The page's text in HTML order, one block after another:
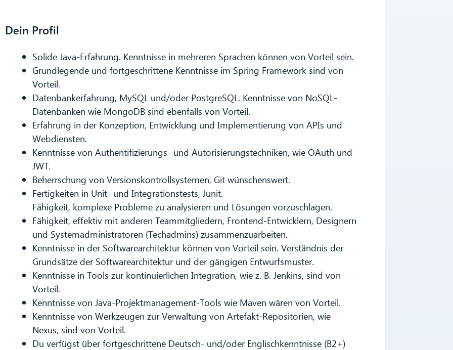
Dein Profil
Solide Java-Erfahrung. Kenntnisse in mehreren Sprachen können von Vorteil sein.
Grundlegende und fortgeschrittene Kenntnisse im Spring Framework sind von
Vorteil.
Datenbankerfahrung, MySQL und/oder PostgreSQL. Kenntnisse von NoSQL-
Datenbanken wie MongoDB sind ebenfalls von Vorteil.
Erfahrung in der Konzeption, Entwicklung und Implementierung von APIs und
Webdiensten.
Kenntnisse von Authentifizierungs- und Autorisierungstechniken, wie OAuth und
JWT.
Beherrschung von Versionskontrollsystemen, Git wünschenswert.
Fertigkeiten in Unit- und Integrationstests, Junit.
Fähigkeit, komplexe Probleme zu analysieren und Lösungen vorzuschlagen.
Fähigkeit, effektiv mit anderen Teammitgliedern, Frontend-Entwicklern, Designern
und Systemadministratoren (Techadmins) zusammenzuarbeiten.
Kenntnisse in der Softwarearchitektur können von Vorteil sein. Verständnis der
Grundsätze der Softwarearchitektur und der gängigen Entwurfsmuster.
Kenntnisse in Tools zur kontinuierlichen Integration, wie z. B. Jenkins, sind von
Vorteil.
Kenntnisse von Java-Projektmanagement-Tools wie Maven wären von Vorteil.
Kenntnisse von Werkzeugen zur Verwaltung von Artefakt-Repositorien, wie
Nexus, sind von Vorteil.
Du verfügst über fortgeschrittene Deutsch- und/oder Englischkenntnisse (B2+)